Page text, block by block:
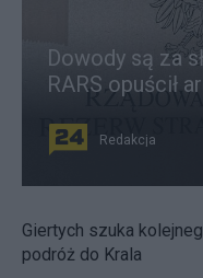
Dowody są za
RARS opuścił
Redakcja
Giertych szuka
podróż do Krala